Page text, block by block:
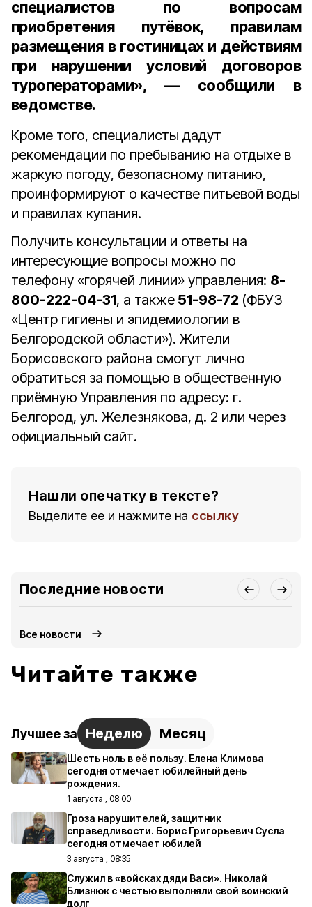
специалистов по вопросам
приобретения путёвок, правилам
размещения в гостиницах и действиям
при нарушении условий договоров
туроператорами», — сообщили в
ведомстве.
Кроме того, специалисты дадут
рекомендации по пребыванию на отдыхе в
жаркую погоду, безопасному питанию,
проинформируют о качестве питьевой воды
и правилах купания.
Получить консультации и ответы на
интересующие вопросы можно по
телефону «горячей линии» управления: 8-
800-222-04-31, а также 51-98-72 (ФБУЗ
«Центр гигиены и эпидемиологии в
Белгородской области»). Жители
Борисовского района смогут лично
обратиться за помощью в общественную
приёмную Управления по адресу: г.
Белгород, ул. Железнякова, д. 2 или через
официальный сайт.
Нашли опечатку в тексте?
Выделите ее и нажмите на ссылку
Последние новости
Все новости
Читайте также
Лучшее за Неделю Месяц
Шесть ноль в её пользу. Елена Климова
сегодня отмечает юбилейный день
рождения.
1 августа , 08:00
Гроза нарушителей, защитник
справедливости. Борис Григорьевич Сусла
сегодня отмечает юбилей
3 августа , 08:35
Служил в «войсках дяди Васи». Николай
Близнюк с честью выполняли свой воинский
долг